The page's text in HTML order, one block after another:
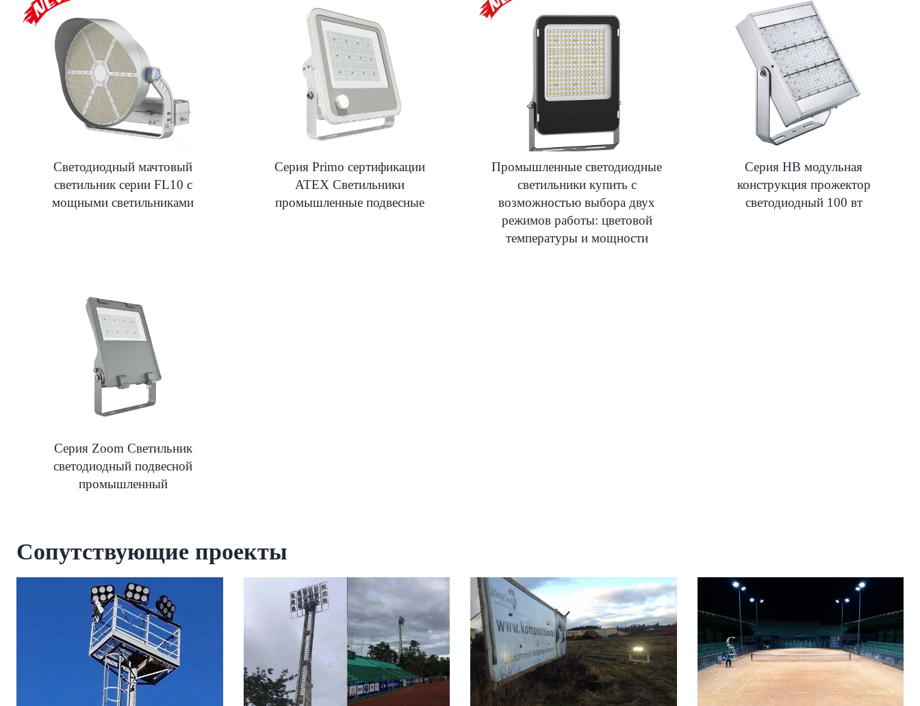
Светодиодный мачтовый
светильник серии FL10 с
мощными светильниками
Серия Primo сертификации
ATEX Светильники
промышленные подвесные
Промышленные светодиодные
светильники купить с
возможностью выбора двух
режимов работы: цветовой
температуры и мощности
Серия HB модульная
конструкция прожектор
светодиодный 100 вт
Серия Zoom Светильник
светодиодный подвесной
промышленный
Сопутствующие проекты